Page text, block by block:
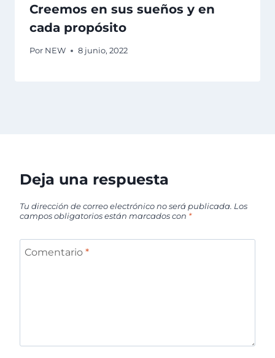
Creemos en sus sueños y en
cada propósito
Por NEW 8 junio, 2022
Deja una respuesta
Tu dirección de correo electrónico no será publicada. Los
campos obligatorios están marcados con *
Comentario *